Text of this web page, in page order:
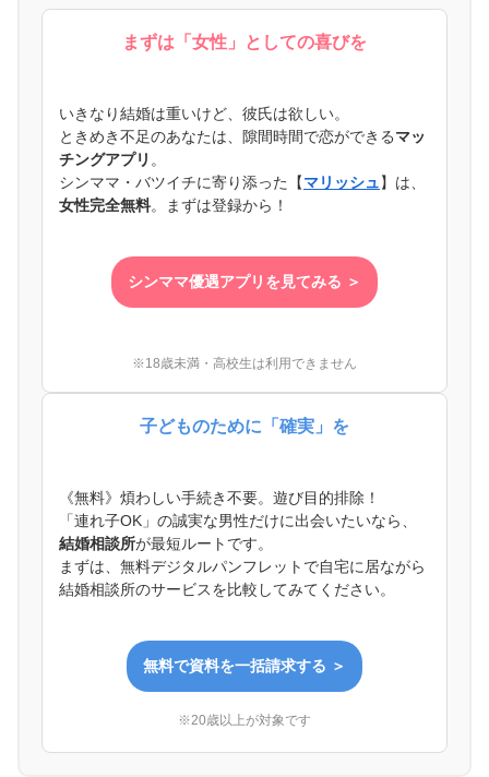
まずは「女性」としての喜びを
いきなり結婚は重いけど、彼氏は欲しい。
ときめき不足のあなたは、隙間時間で恋ができるマッ
チングアプリ 。
シンママ・バツイチに寄り添った【マリッシュ】は、
女性完全無料。まずは登録から！
シンママ優遇アプリを見てみる ＞
※18歳未満・高校生は利用できません
子どものために「確実」を
《無料》煩わしい手続き不要。遊び目的排除！
「連れ子OK」の誠実な男性だけに出会いたいなら、
結婚相談所が最短ルートです。
まずは、無料デジタルパンフレットで自宅に居ながら
結婚相談所のサービスを比較してみてください。
無料で資料を一括請求する ＞
※20歳以上が対象です